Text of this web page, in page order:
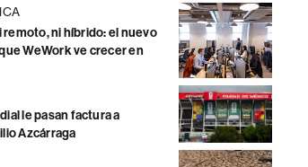
remoto, ni híbrido: el nuevo
WeWork ve crecer en
le pasan factura a
Azcárraga